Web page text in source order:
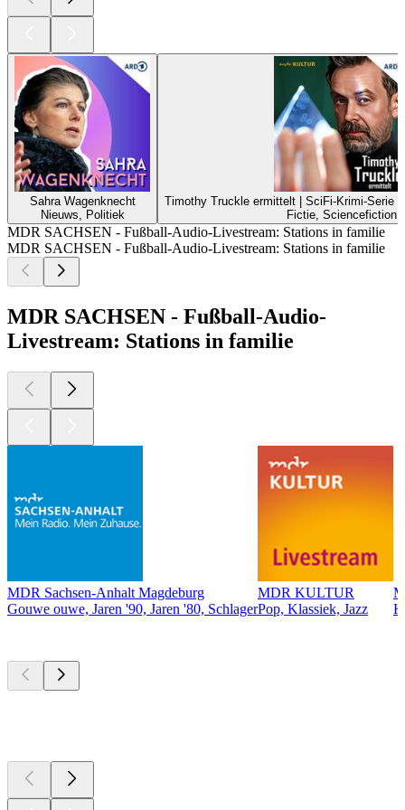
Sahra Wagenknecht
Nieuws, Politiek
Timothy Truckle ermittelt | SciFi-Krimi-Serie
Fictie, Sciencefiction
MDR SACHSEN - Fußball-Audio-Livestream: Stations in familie
MDR SACHSEN - Fußball-Audio-Livestream: Stations in familie
MDR SACHSEN - Fußball-Audio-
Livestream: Stations in familie
MDR Sachsen-Anhalt Magdeburg
Gouwe ouwe, Jaren '90, Jaren '80, Schlager
MDR KULTUR
Pop, Klassiek, Jazz